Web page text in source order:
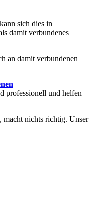
sich dies in
damit verbundenes
an damit verbundenen
professionell und helfen
macht nichts richtig. Unser